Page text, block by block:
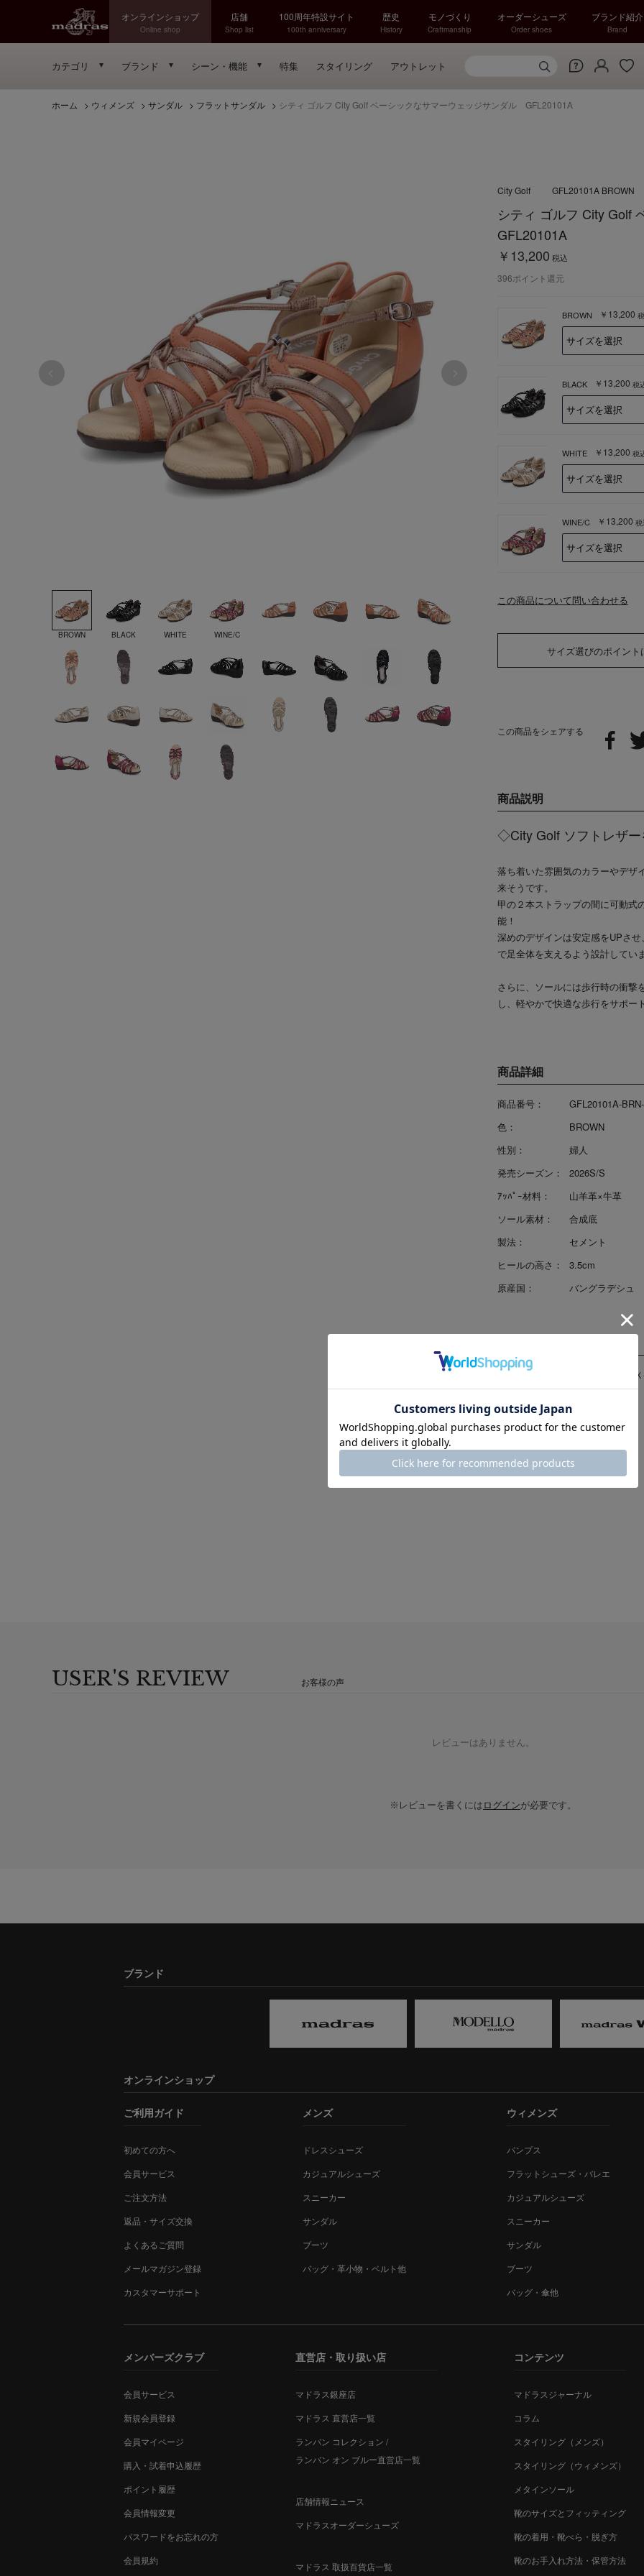
オンラインショップ
Online shop
店舗
Shop list
100周年特設サイト
100th anniversary
歴史
History
モノづくり
Craftmanship
オーダーシューズ
Order shoes
ブランド紹介
Brand
カテゴリ ブランド シーン・機能 特集 スタイリング アウトレット
ホーム > ウィメンズ > サンダル > フラットサンダル > シティ ゴルフ City Golf ベーシックなサマーウェッジサンダル GFL20101A
BROWN BLACK WHITE WINE/C
この商品をシェアする
シティ ゴルフ City
GFL20101A
￥13,200 税込
商品詳細
商品番号：
GFL20101A-
色：
BROWN
性別：
婦人
発売シーズン：
2026S/S
ｱｯﾊﾟｰ材料：
山羊革×牛革
ソール素材：
合成底
製法：
セメント
ヒールの高さ：
3.5cm
原産国：
バングラデシュ
（〇-修理可、△-代替部品修理、
ヒール交換：
BROWN ￥13,200
BLACK ￥13,200 税
WHITE ￥13,200 税
WINE/C ￥13,200
City Golf GFL20101A BROWN
396ポイント還元
商品説明
◇City Golf ソフトレザ
落ち着いた雰囲気のカラーやデザ
来そうです。
甲の２本ストラップの間に可動式
能！
深めのデザインは安定感をUPさ
で足全体を支えるよう設計してい
さらに、ソールには歩行時の衝撃
し、軽やかで快適な歩行をサポー
この商品について問い合わせる
サイズ選びのポイント
USER'S REVIEW お客様の声
レビューはありません。
※レビューを書くには ログインが必要です。
ブランド
オンラインショップ
ご利用ガイド
初めての方へ
会員サービス
ご注文方法
返品・サイズ交換
よくあるご質問
メールマガジン登録
カスタマーサポート
メンズ
ドレスシューズ
カジュアルシューズ
スニーカー
サンダル
ブーツ
バッグ・革小物・ベルト他
ウィメンズ
パンプス
フラットシューズ・バレエ
カジュアルシューズ
スニーカー
サンダル
ブーツ
バッグ・傘他
メンバーズクラブ
会員サービス
新規会員登録
会員マイページ
購入・試着申込履歴
ポイント履歴
会員情報変更
パスワードをお忘れの方
会員規約
直営店・取り扱い店
マドラス銀座店
マドラス 直営店一覧
ランバン コレクション /
ランバン オン ブルー直営店一覧
店舗情報ニュース
マドラスオーダーシューズ
マドラス 取扱百貨店一覧
コンテンツ
マドラスジャーナル
コラム
スタイリング（メンズ）
スタイリング（ウィメンズ）
メタインソール
靴のサイズとフィッティング
靴の着用・靴べら・脱ぎ方
靴のお手入れ方法・保管方法